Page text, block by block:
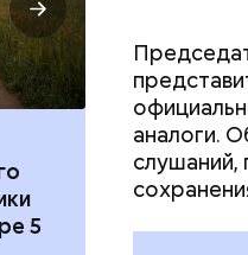
и
какие
в России
с
аналоги.
слушаний,